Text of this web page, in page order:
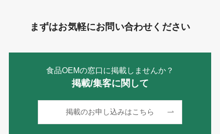
まずはお気軽にお問い合わせください
食品OEMの窓口に掲載しませんか？
掲載/集客に関して
掲載のお申し込みはこちら